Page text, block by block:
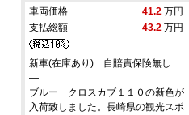
車両価格 41.2 万円
支払総額
43.2 万円
新車(在庫あり) 自賠責保険無し
―
ブルー クロスカブ１１０の新色が
入荷致しました。長崎県の観光スポ